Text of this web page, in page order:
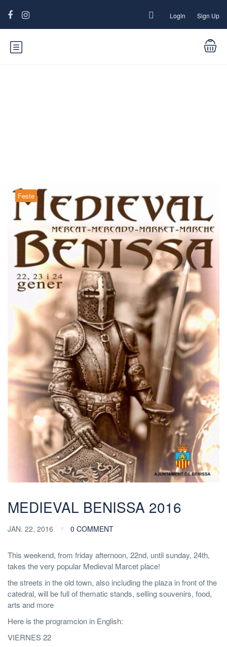
Login Sign Up
Feste
MEDIEVAL BENISSA 2016
JAN. 22, 2016 0 COMMENT
This weekend, from friday afternoon, 22nd, until sunday, 24th,
takes the very popular Medieval Marcet place!
the streets in the old town, also including the plaza in front of the
catedral, will be full of thematic stands, selling souvenirs, food,
arts and more
Here is the programcion in English:
VIERNES 22